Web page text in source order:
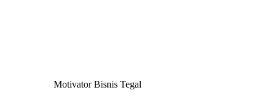
Motivator Bisnis Tegal